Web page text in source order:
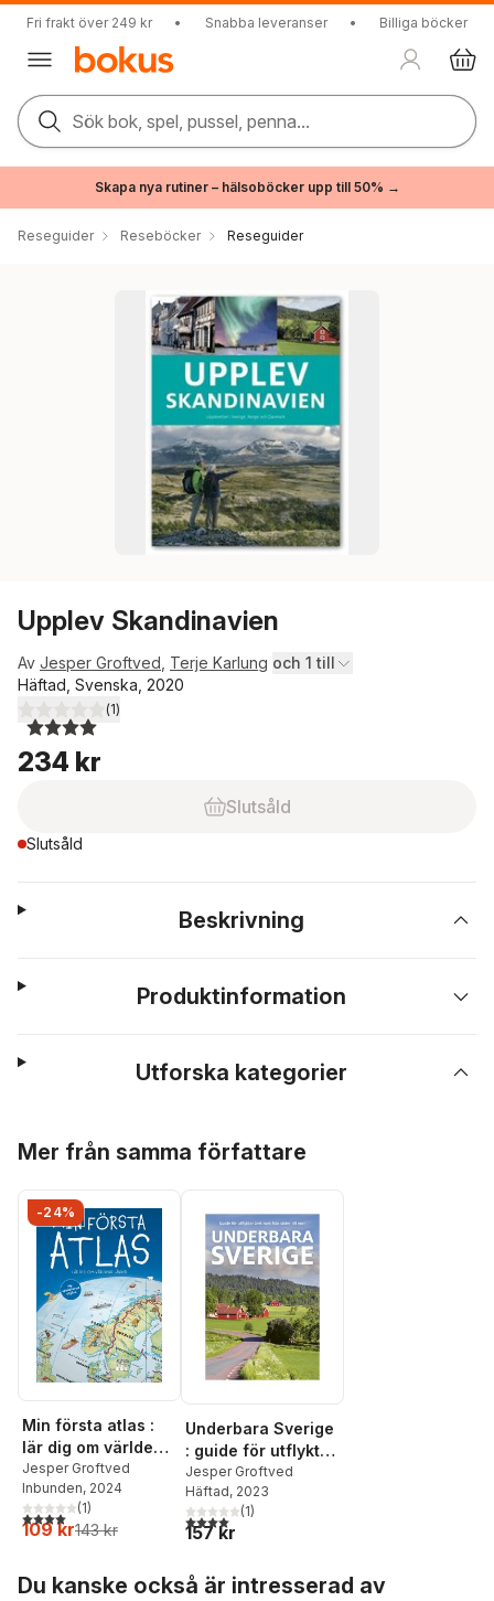
Fri frakt över 249 kr • Snabba leveranser • Billiga böcker
Sök bok, spel, pussel, penna...
Skapa nya rutiner – hälsoböcker upp till 50% →
Reseguider Reseböcker Reseguider
Upplev Skandinavien
Av Jesper Groftved Terje Karlung och 1 till
Häftad, Svenska, 2020
4,0utav 5 stjärnor. Totalt antal röster:
(1)
234 kr
Slutsåld
Slutsåld
Beskrivning
Produktinformation
Utforska kategorier
Mer från samma författare
-24%
Min första atlas :
lär dig om världens
länder
Jesper Groftved
Inbunden, 2024
4,0utav 5 stjärnor. Totalt antal röster:
(1)
109 kr143 kr
Underbara Sverige
: guide för utflykter
året runt från
söder till norr
Jesper Groftved
Häftad, 2023
4,0utav 5 stjärnor. Totalt antal röster:
(1)
157 kr
Du kanske också är intresserad av